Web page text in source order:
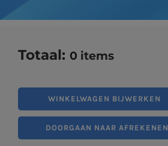
Totaal: 0 items
WINKELWAGEN BIJWERKEN
DOORGAAN NAAR AFREKENEN